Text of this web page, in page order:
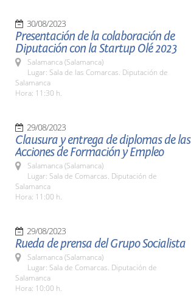
30/08/2023
Presentación de la colaboración de
Diputación con la Startup Olé 2023
Salamanca (Salamanca)
Lugar: Sala de las Comarcas. Diputación de
Salamanca
Hora: 11:30 h.
29/08/2023
Clausura y entrega de diplomas de las
Acciones de Formación y Empleo
Salamanca (Salamanca)
Lugar: Sala de Comarcas. Diputación de
Salamanca
Hora: 11:00 h.
29/08/2023
Rueda de prensa del Grupo Socialista
Salamanca (Salamanca)
Lugar: Sala de Comarcas. Diputación de
Salamanca
Hora: 10:00 h.